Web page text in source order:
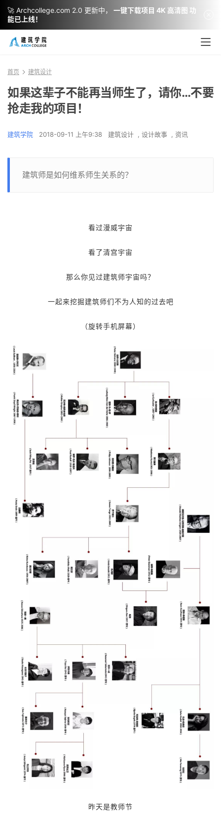
首页 建筑设计
如果这辈子不能再当师生了，请你…不要
抢走我的项目！
建筑学院 2018-09-11 上午9:38 建筑设计 , 设计故事 , 资讯
建筑师是如何维系师生关系的？
看过漫威宇宙
看了清宫宇宙
那么你见过建筑师宇宙吗？
一起来挖掘建筑师们不为人知的过去吧
（旋转手机屏幕）
昨天是教师节
🚀 Archcollege.com 2.0 更新中，
一键下载项目 4K 高清图 功
能已上线！